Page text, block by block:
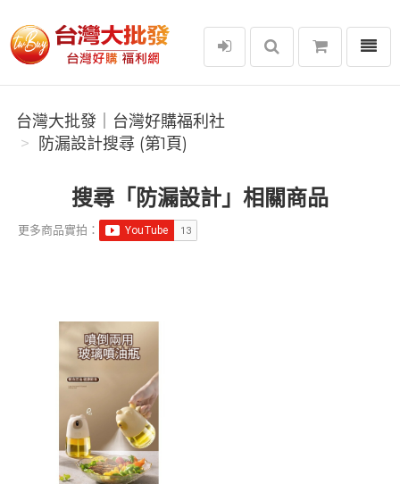
台灣大批發｜台灣好購福利社
選單
台灣大批發｜台灣好購福利社
防漏設計搜尋 (第1頁)
搜尋「防漏設計」相關商品
更多商品實拍：